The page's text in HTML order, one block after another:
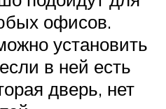
офисов.
установить
в ней есть
дверь, нет